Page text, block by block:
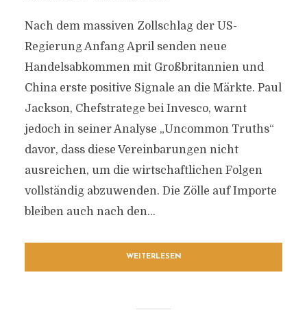
Nach dem massiven Zollschlag der US-
Regierung Anfang April senden neue
Handelsabkommen mit Großbritannien und
China erste positive Signale an die Märkte. Paul
Jackson, Chefstratege bei Invesco, warnt
jedoch in seiner Analyse „Uncommon Truths“
davor, dass diese Vereinbarungen nicht
ausreichen, um die wirtschaftlichen Folgen
vollständig abzuwenden. Die Zölle auf Importe
bleiben auch nach den...
WEITERLESEN